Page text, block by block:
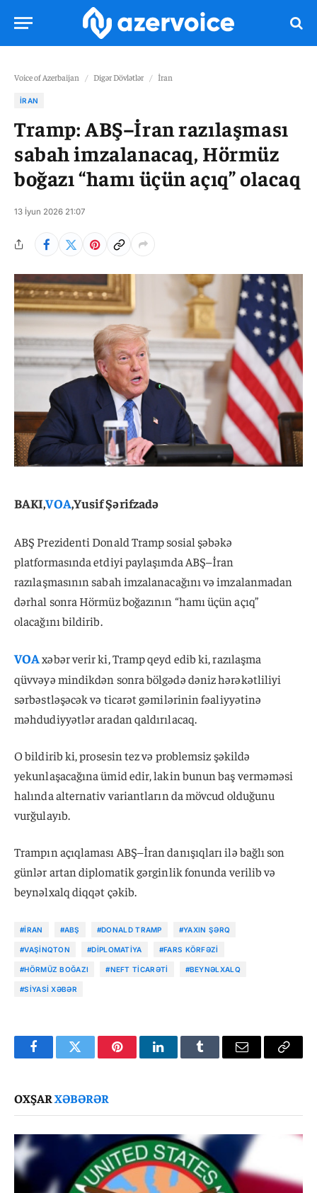
Voice of Azerbaijan / Digər Dövlətlər / İran
İRAN
Tramp: ABŞ–İran razılaşması
sabah imzalanacaq, Hörmüz
boğazı “hamı üçün açıq” olacaq
13 İyun 2026 21:07
BAKI,VOA,Yusif Şərifzadə
ABŞ Prezidenti Donald Tramp sosial şəbəkə
platformasında etdiyi paylaşımda ABŞ–İran
razılaşmasının sabah imzalanacağını və imzalanmadan
dərhal sonra Hörmüz boğazının “hamı üçün açıq”
olacağını bildirib.
VOAxəbər verir ki, Tramp qeyd edib ki, razılaşma
qüvvəyə mindikdən sonra bölgədə dəniz hərəkətliliyi
sərbəstləşəcək və ticarət gəmilərinin fəaliyyətinə
məhdudiyyətlər aradan qaldırılacaq.
O bildirib ki, prosesin tez və problemsiz şəkildə
yekunlaşacağına ümid edir, lakin bunun baş verməməsi
halında alternativ variantların da mövcud olduğunu
vurğulayıb.
Trampın açıqlaması ABŞ–İran danışıqları ilə bağlı son
günlər artan diplomatik gərginlik fonunda verilib və
beynəlxalq diqqət çəkib.
#İRAN #ABŞ #DONALD TRAMP #YAXIN ŞƏRQ
#VAŞINQTON #DIPLOMATIYA #FARS KÖRFƏZI
#HÖRMÜZ BOĞAZI #NEFT TICARƏTI #BEYNƏLXALQ
#SIYASI XƏBƏR
FacebookTwitter PinterestLinkedInTumblr Email
Copy
OXŞARXƏBƏRƏR